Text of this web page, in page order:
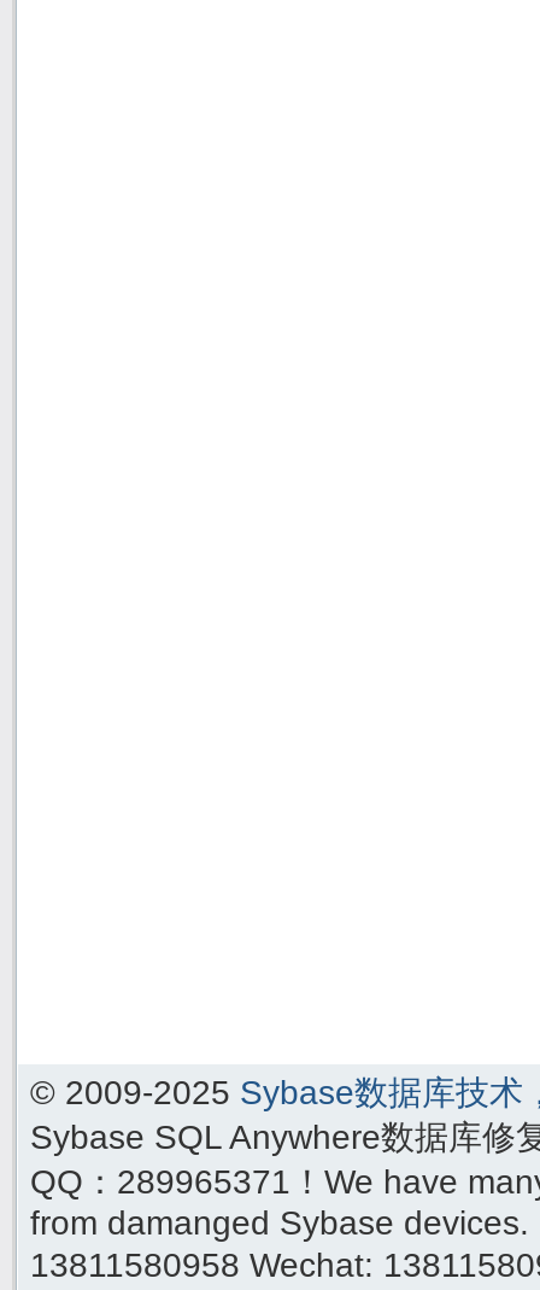
© 2009-2025 Sybase数据库技术
Sybase SQL Anywhere数据库修
QQ：289965371！We have
from damanged Sybase
13811580958 Wechat: